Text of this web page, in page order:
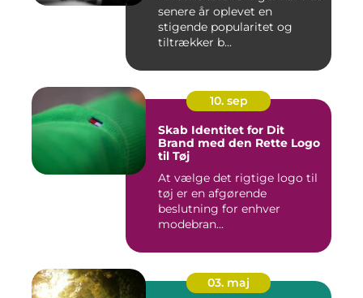
senere år oplevet en
stigende popularitet og
tiltrækker b...
10. sep
Skab Identitet for Dit
Brand med den Rette Logo
til Tøj
At vælge det rigtige logo til
tøj er en afgørende
beslutning for enhver
modebran...
03. maj